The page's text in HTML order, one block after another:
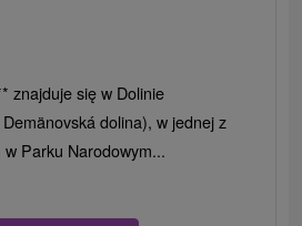
znajduje się w Dolinie
dolina), w jednej z
Parku Narodowym...